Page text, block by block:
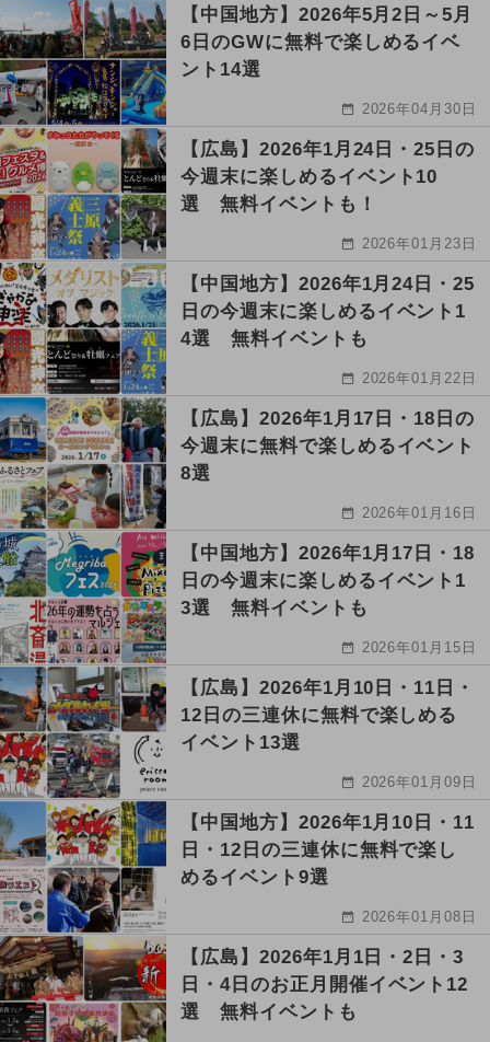
【中国地方】2026年5月2日～5月
6日のGWに無料で楽しめるイベ
ント14選
2026年04月30日
【広島】2026年1月24日・25日の
今週末に楽しめるイベント10
選 無料イベントも！
2026年01月23日
【中国地方】2026年1月24日・25
日の今週末に楽しめるイベント1
4選 無料イベントも
2026年01月22日
【広島】2026年1月17日・18日の
今週末に無料で楽しめるイベント
8選
2026年01月16日
【中国地方】2026年1月17日・18
日の今週末に楽しめるイベント1
3選 無料イベントも
2026年01月15日
【広島】2026年1月10日・11日・
12日の三連休に無料で楽しめる
イベント13選
2026年01月09日
【中国地方】2026年1月10日・11
日・12日の三連休に無料で楽し
めるイベント9選
2026年01月08日
【広島】2026年1月1日・2日・3
日・4日のお正月開催イベント12
選 無料イベントも